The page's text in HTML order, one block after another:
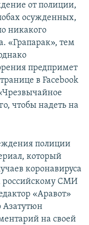
от полиции,
осужденных,
никакого
«Грапарак», тем
предпримет
в Facebook
чтобы надеть на
полиции
который
коронавируса
российскому СМИ
«Аравот»
Азатутюн
на своей